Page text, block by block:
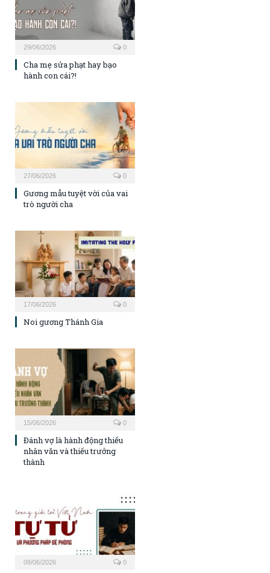
29/06/2026 0
Cha mẹ sửa phạt hay bạo
hành con cái?!
27/06/2026 0
Gương mẫu tuyệt vời của vai
trò người cha
17/06/2026 0
Noi gương Thánh Gia
15/06/2026 0
Đánh vợ là hành động thiếu
nhân văn và thiếu trưởng
thành
08/06/2026 0